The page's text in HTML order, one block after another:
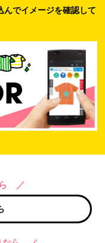
んでイメージを確認して
／